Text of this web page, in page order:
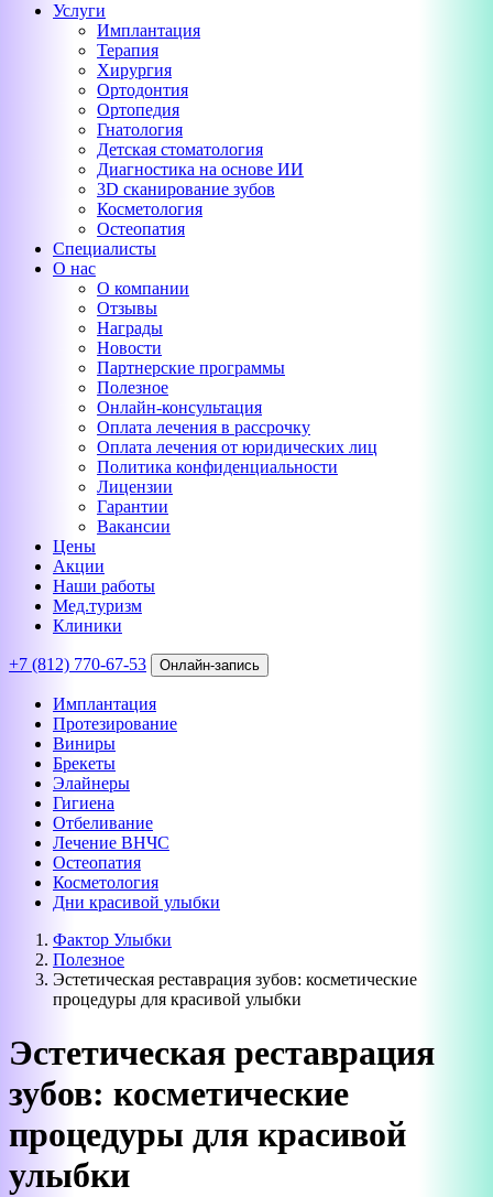
Услуги
Имплантация
Терапия
Хирургия
Ортодонтия
Ортопедия
Гнатология
Детская стоматология
Диагностика на основе ИИ
3D сканирование зубов
Косметология
Остеопатия
Специалисты
О нас
О компании
Отзывы
Награды
Новости
Партнерские программы
Полезное
Онлайн-консультация
Оплата лечения в рассрочку
Оплата лечения от юридических лиц
Политика конфиденциальности
Лицензии
Гарантии
Вакансии
Цены
Акции
Наши работы
Мед.туризм
Клиники
+7 (812) 770-67-53 Онлайн-запись
Имплантация
Протезирование
Виниры
Брекеты
Элайнеры
Гигиена
Отбеливание
Лечение ВНЧС
Остеопатия
Косметология
Дни красивой улыбки
Фактор Улыбки
Полезное
Эстетическая реставрация зубов: косметические
процедуры для красивой улыбки
Эстетическая реставрация
зубов: косметические
процедуры для красивой
улыбки